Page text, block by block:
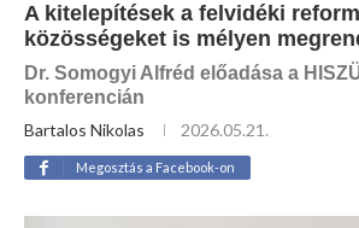
A kitelepítések a felvidéki
közösségeket is mélyen
Dr. Somogyi Alfréd előadása a
konferencián
Bartalos Nikolas
2026.05.21.
Megosztás a Facebook-on